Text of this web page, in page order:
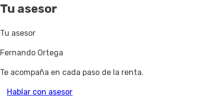
Tu asesor
Tu asesor
Fernando Ortega
Te acompaña en cada paso de la renta.
Hablar con asesor